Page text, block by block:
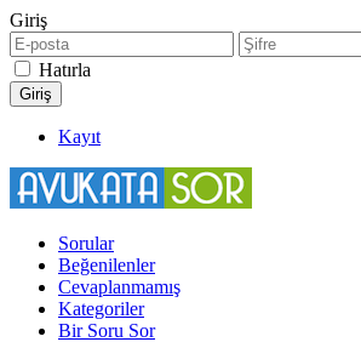
Giriş
Hatırla
Kayıt
Sorular
Beğenilenler
Cevaplanmamış
Kategoriler
Bir Soru Sor